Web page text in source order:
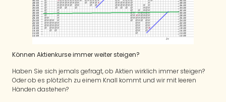
Können Aktienkurse immer weiter steigen?
Haben Sie sich jemals gefragt, ob Aktien wirklich immer steigen?
Oder ob es plötzlich zu einem Knall kommt und wir mit leeren
Händen dastehen?